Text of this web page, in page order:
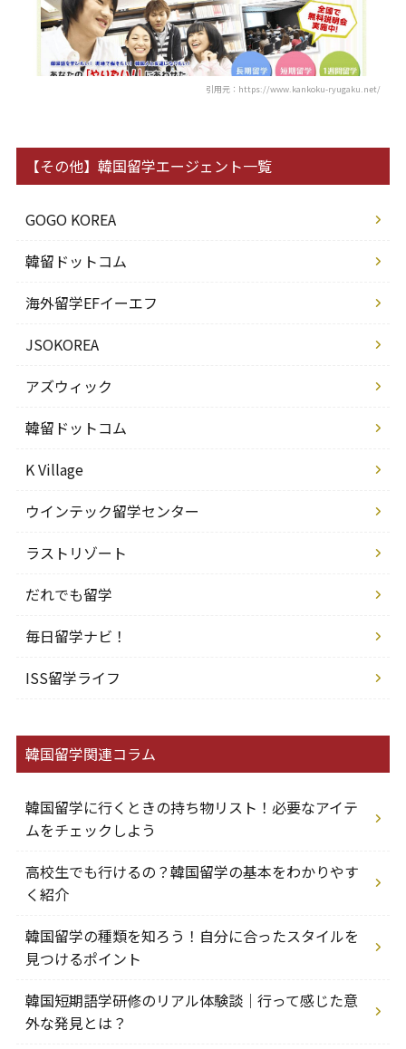
引用元：https://www.kankoku-ryugaku.net/
【その他】韓国留学エージェント一覧
GOGO KOREA
韓留ドットコム
海外留学EFイーエフ
JSOKOREA
アズウィック
韓留ドットコム
K Village
ウインテック留学センター
ラストリゾート
だれでも留学
毎日留学ナビ！
ISS留学ライフ
韓国留学関連コラム
韓国留学に行くときの持ち物リスト！必要なアイテ
ムをチェックしよう
高校生でも行けるの？韓国留学の基本をわかりやす
く紹介
韓国留学の種類を知ろう！自分に合ったスタイルを
見つけるポイント
韓国短期語学研修のリアル体験談｜行って感じた意
外な発見とは？